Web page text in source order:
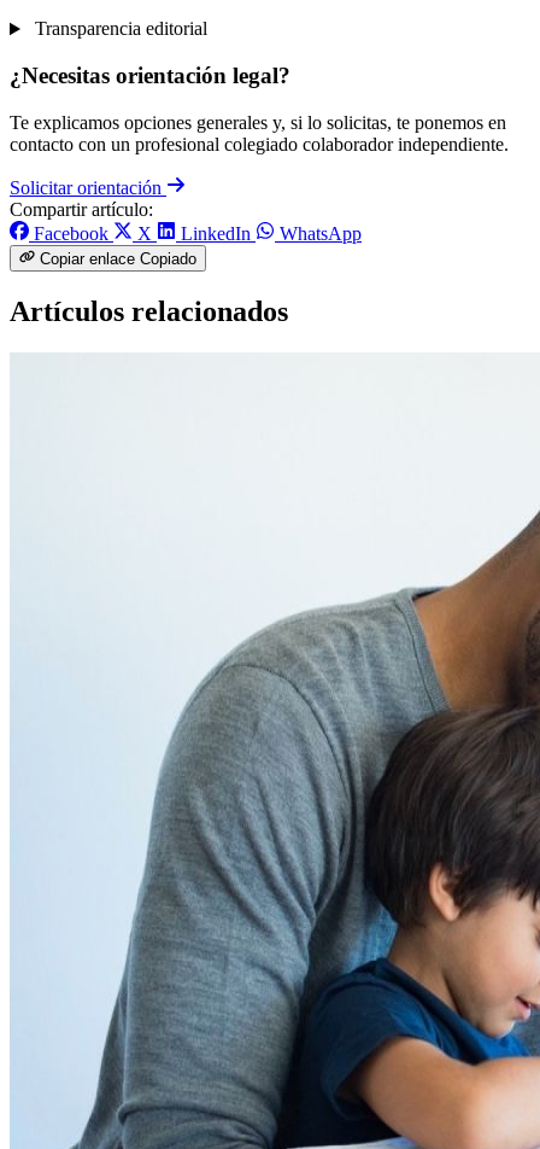
Transparencia editorial
¿Necesitas orientación legal?
Te explicamos opciones generales y, si lo solicitas, te ponemos en
contacto con un profesional colegiado colaborador independiente.
Solicitar orientación
Compartir artículo:
Facebook
X LinkedIn WhatsApp
Copiar enlace Copiado
Artículos relacionados